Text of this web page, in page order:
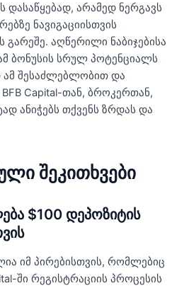
დასაწყებად, არამედ ნერგავს
ნავიგაციისთვის
გარეშე. აღწერილი ნაბიჯებისა
ბონუსის სრულ პოტენციალს
ამ შესაძლებლობით და
Capital-თან, ბროკერთან,
ანიჭებს თქვენს ზრდას და
შეკითხვები
$100 დეპოზიტის
იმ პირებისთვის, რომლებიც
ში რეგისტრაციის პროცესის